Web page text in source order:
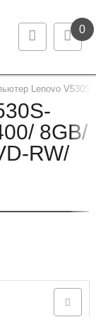
0
Lenovo
8GB/
RW/